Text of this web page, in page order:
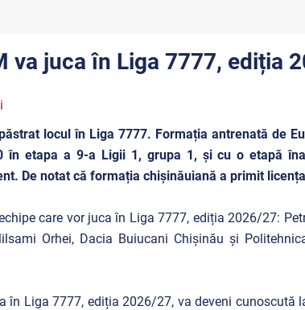
va juca în Liga 7777, ediția
locul în Liga 7777. Formația antrenată de
în etapa a 9-a Ligii 1, grupa 1, și cu o etapă
De notat că formația chișinăuiană a primit
care vor juca în Liga 7777, ediția 2026/27:
Orhei, Dacia Buiucani Chișinău și
în Liga 7777, ediția 2026/27, va deveni